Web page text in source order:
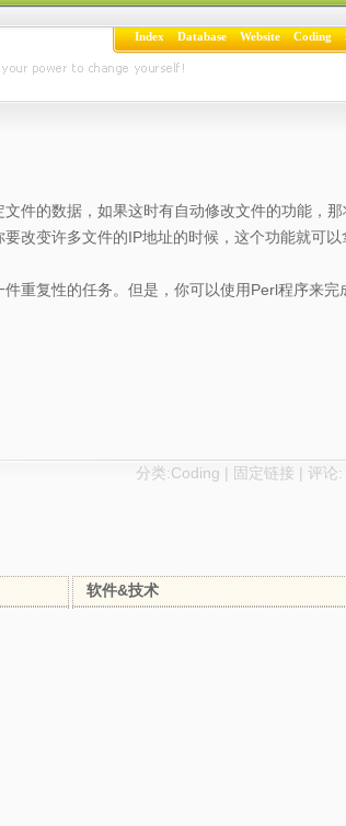
Index Database Website Coding
件的数据，如果这时有自动修改文件的功能，
改变许多文件的IP地址的时候，这个功能就可以
重复性的任务。但是，你可以使用Perl程序来
分类:Coding | 固定链接 | 评论:
软件&技术